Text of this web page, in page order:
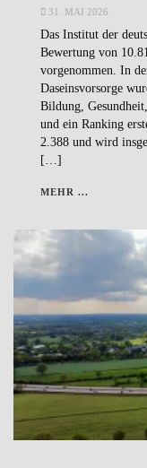
31. MAI 2026
Das Institut der
Bewertung von
vorgenommen. In
Daseinsvorsorge
Bildung,
und ein Ranking
2.388 und wird
[…]
MEHR ...